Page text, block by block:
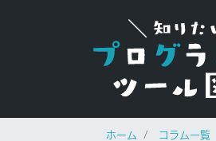
ホーム コラム一覧